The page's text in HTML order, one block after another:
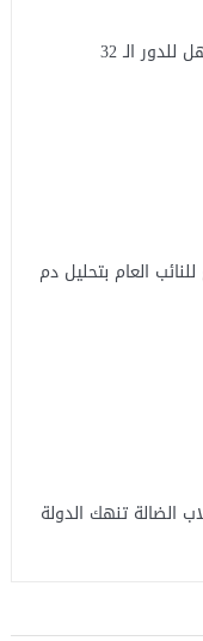
الـ 32
العام بتحليل دم
الضالة تنهك الدولة